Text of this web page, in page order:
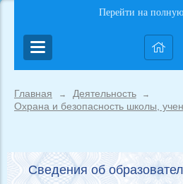
Перейти на
Главная → Деятельность →
Охрана и безопасность школы,
Сведения об